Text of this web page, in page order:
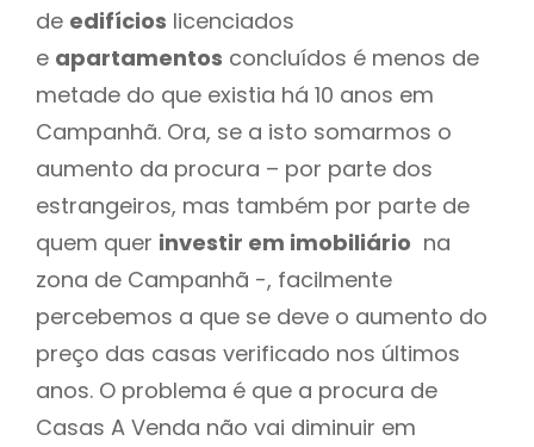
de edifícios licenciados
e apartamentos concluídos é menos de
metade do que existia há 10 anos em
Campanhã. Ora, se a isto somarmos o
aumento da procura – por parte dos
estrangeiros, mas também por parte de
quem quer investir em imobiliário na
zona de Campanhã -, facilmente
percebemos a que se deve o aumento do
preço das casas verificado nos últimos
anos. O problema é que a procura de
Casas A Venda não vai diminuir em